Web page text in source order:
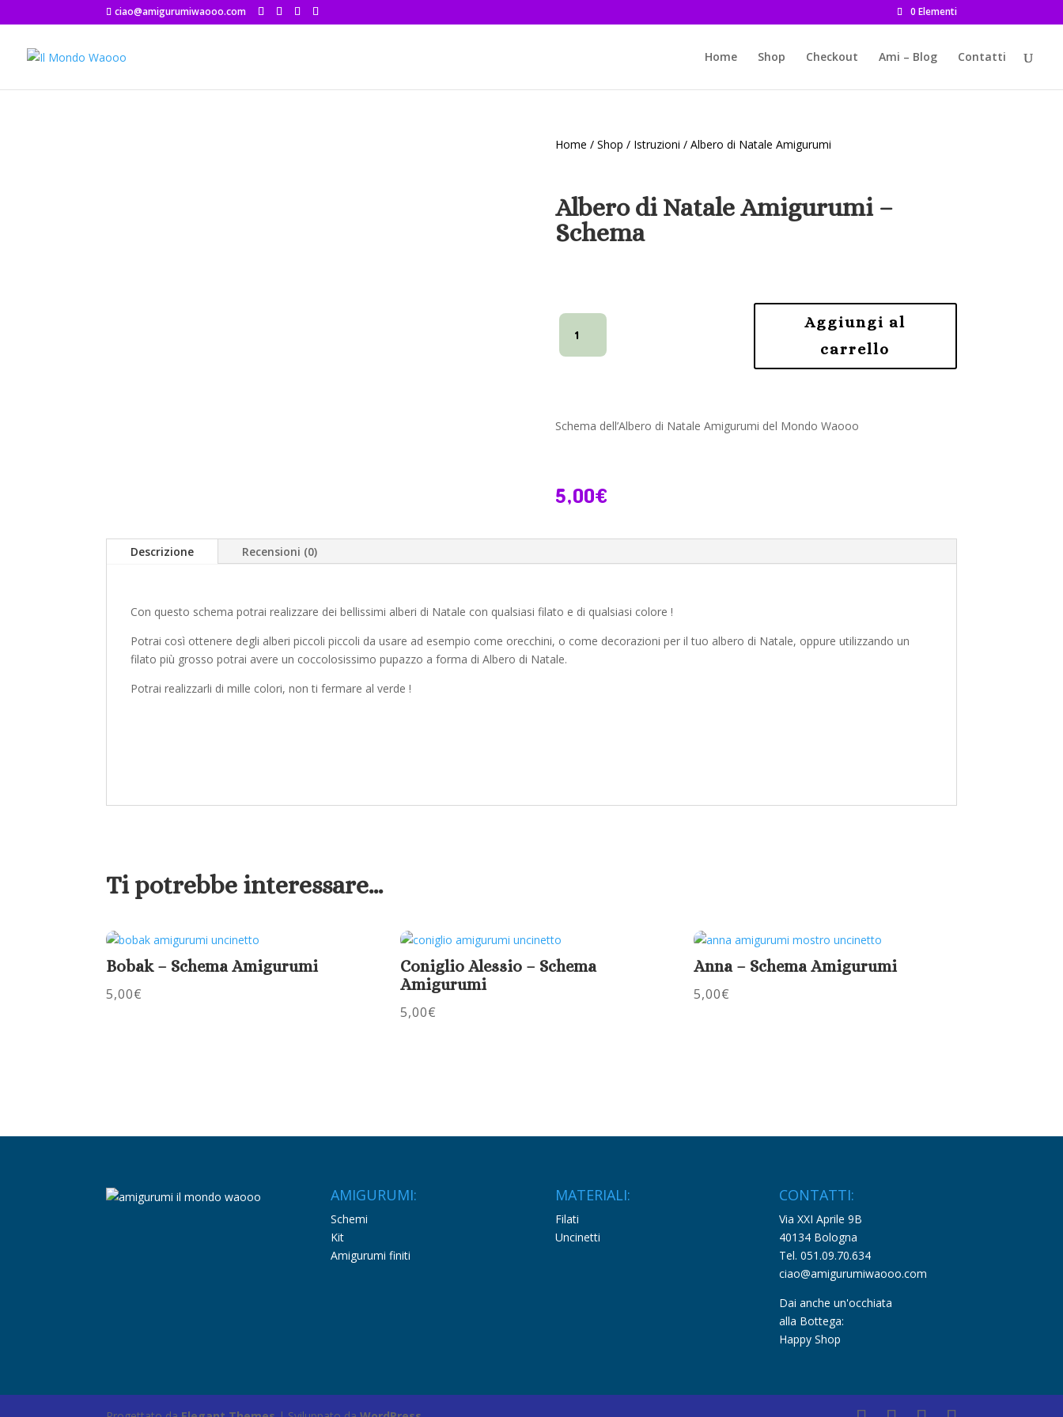
ciao@amigurumiwaooo.com 0 Elementi
Home Shop Checkout Ami – Blog Contatti
Home / Shop / Istruzioni / Albero di Natale Amigurumi
Albero di Natale Amigurumi –
Schema
Albero
Natale
Schema
Aggiungi al
carrello
Schema dell’Albero di Natale Amigurumi del Mondo Waooo
5,00€
Descrizione Recensioni (0)
Con questo schema potrai realizzare dei bellissimi alberi di Natale con qualsiasi filato e di qualsiasi colore !
Potrai così ottenere degli alberi piccoli piccoli da usare ad esempio come orecchini, o come decorazioni per il tuo albero di Natale, oppure utilizzando un
filato più grosso potrai avere un coccolosissimo pupazzo a forma di Albero di Natale.
Potrai realizzarli di mille colori, non ti fermare al verde !
Ti potrebbe interessare…
Bobak – Schema Amigurumi
5,00€
Coniglio Alessio – Schema
Amigurumi
5,00€
Anna – Schema Amigurumi
5,00€
AMIGURUMI:
Schemi
Kit
Amigurumi finiti
MATERIALI:
Filati
Uncinetti
CONTATTI:
Via XXI Aprile 9B
40134 Bologna
Tel. 051.09.70.634
ciao@amigurumiwaooo.com
Dai anche un'occhiata
alla Bottega:
Happy Shop